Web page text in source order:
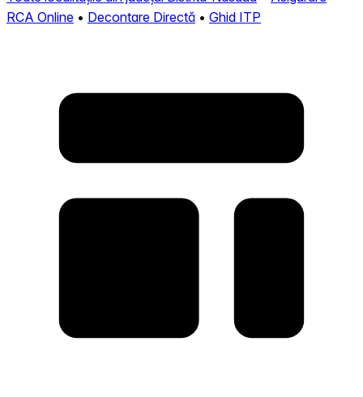
RCA Online • Decontare Directă • Ghid ITP